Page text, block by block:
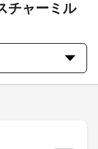
チャーミル